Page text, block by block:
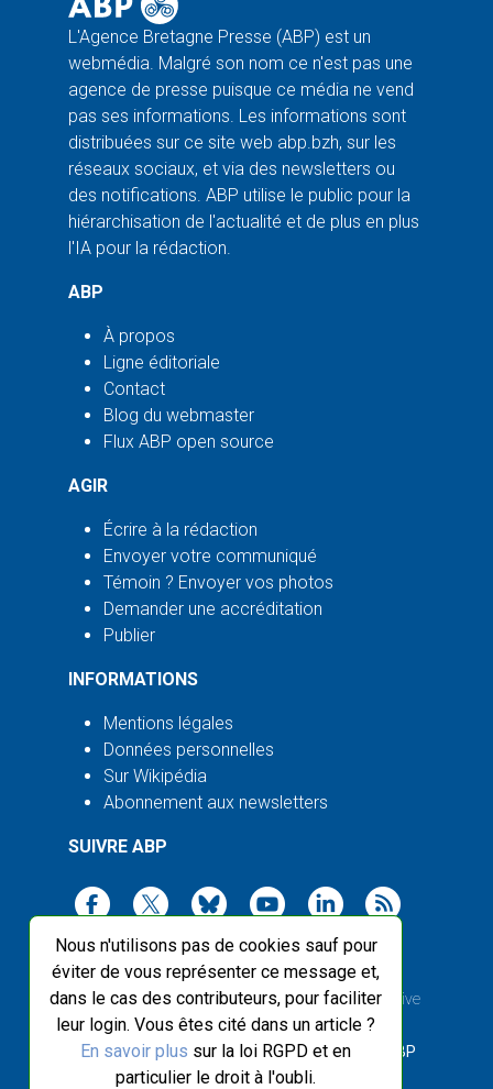
Nous n'utilisons pas de cookies sauf pour
éviter de vous représenter ce message et,
dans le cas des contributeurs, pour faciliter
leur login. Vous êtes cité dans un article ?
En savoir plus sur la loi RGPD et en
particulier le droit à l'oubli.
L'Agence Bretagne Presse (ABP) est un
webmédia. Malgré son nom ce n'est pas une
agence de presse puisque ce média ne vend
pas ses informations. Les informations sont
distribuées sur ce site web abp.bzh, sur les
réseaux sociaux, et via des newsletters ou
des notifications. ABP utilise le public pour la
hiérarchisation de l'actualité et de plus en plus
l'IA pour la rédaction.
ABP
À propos
Ligne éditoriale
Contact
Blog du webmaster
Flux ABP open source
AGIR
Écrire à la rédaction
Envoyer votre communiqué
Témoin ? Envoyer vos photos
Demander une accréditation
Publier
INFORMATIONS
Mentions légales
Données personnelles
Sur Wikipédia
Abonnement aux newsletters
SUIVRE ABP
2003-2026 ©Agence Bretagne Presse, sauf Creative
Commons
Front-end design :Breizhek Studio , Back-end : ABP